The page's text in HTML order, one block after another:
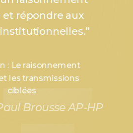
répondre aux
”
: Le raisonnement
les transmissions
ciblées
Brousse AP-HP